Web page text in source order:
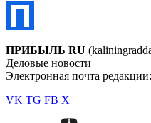
ПРИБЫЛЬ RU
Деловые новости
Электронная почта редакции:
VK TG FB X